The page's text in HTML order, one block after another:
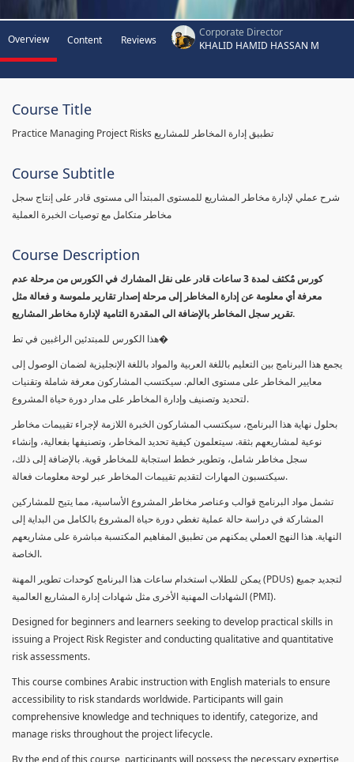
Overview Content Reviews
Corporate Director
KHALID HAMID HASSAN M
Course Title
Practice Managing Project Risks تطبيق إدارة المخاطر للمشاريع
Course Subtitle
شرح عملي لإدارة مخاطر المشاريع للمستوى المبتدأ الى مستوى قادر على إنتاج سجل
مخاطر متكامل مع توصيات الخبرة العملية
Course Description
كورس مٌكثف لمدة 3 ساعات قادر على نقل المشارك في الكورس من مرحلة عدم
معرفة أي معلومة عن إدارة المخاطر إلى مرحلة إصدار تقارير ملموسة و فعالة مثل
تقرير سجل المخاطر بالإضافة الى المقدرة التامية لإدارة مخاطر المشاريع.
هذا الكورس للمبتدئين الراغبين في تط�
يجمع هذا البرنامج بين التعليم باللغة العربية والمواد باللغة الإنجليزية لضمان الوصول إلى
معايير المخاطر على مستوى العالم. سيكتسب المشاركون معرفة شاملة وتقنيات
لتحديد وتصنيف وإدارة المخاطر على مدار دورة حياة المشروع.
بحلول نهاية هذا البرنامج، سيكتسب المشاركون الخبرة اللازمة لإجراء تقييمات مخاطر
نوعية لمشاريعهم بثقة. سيتعلمون كيفية تحديد المخاطر، وتصنيفها بفعالية، وإنشاء
سجل مخاطر شامل، وتطوير خطط استجابة للمخاطر قوية. بالإضافة إلى ذلك،
سيكتسبون المهارات لتقديم تقييمات المخاطر عبر لوحة معلومات فعالة.
تشمل مواد البرنامج قوالب وعناصر مخاطر المشروع الأساسية، مما يتيح للمشاركين
المشاركة في دراسة حالة عملية تغطي دورة حياة المشروع بالكامل من البداية إلى
النهاية. هذا النهج العملي يمكنهم من تطبيق المفاهيم المكتسبة مباشرة على مشاريعهم
الخاصة.
يمكن للطلاب استخدام ساعات هذا البرنامج كوحدات تطوير المهنة (PDUs) لتجديد جميع
الشهادات المهنية الأخرى مثل شهادات إدارة المشاريع العالمية (PMI).
Designed for beginners and learners seeking to develop practical skills in
issuing a Project Risk Register and conducting qualitative and quantitative
risk assessments.
This course combines Arabic instruction with English materials to ensure
accessibility to risk standards worldwide. Participants will gain
comprehensive knowledge and techniques to identify, categorize, and
manage risks throughout the project lifecycle.
By the end of this course, participants will possess the necessary expertise